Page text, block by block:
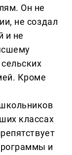
Он не
не создал
и не
Кроме
классах
и